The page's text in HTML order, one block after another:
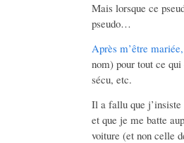
Mais lorsque ce
pseudo…
Après m’être mariée,
nom) pour tout ce
sécu, etc.
Il a fallu que
et que je me batte
voiture (et non celle